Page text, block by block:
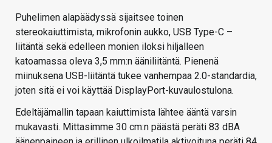
Puhelimen alapäädyssä sijaitsee toinen
stereokaiuttimista, mikrofonin aukko, USB Type-C –
liitäntä sekä edelleen monien iloksi hiljalleen
katoamassa oleva 3,5 mm:n ääniliitäntä. Pienenä
miinuksena USB-liitäntä tukee vanhempaa 2.0-standardia,
joten sitä ei voi käyttää DisplayPort-kuvaulostulona.
Edeltäjämallin tapaan kaiuttimista lähtee ääntä varsin
mukavasti. Mittasimme 30 cm:n päästä peräti 83 dBA